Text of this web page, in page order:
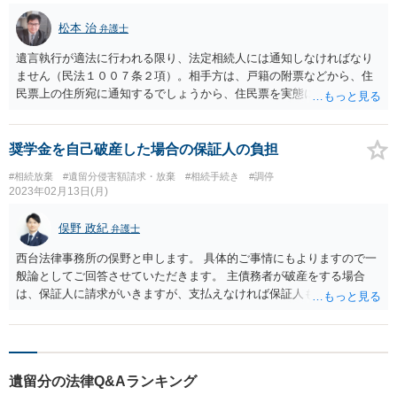
松本 治 弁護士
遺言執行が適法に行われる限り、法定相続人には通知しなければなり
ません（民法１００７条２項）。相手方は、戸籍の附票などから、住
民票上の住所宛に通知するでしょうから、住民票を実態に合わせてお
いますが、この通知を怠った場合、１０年の期間制限を主張すること
は権利濫用になり制限を受けそうです（私見）。
奨学金を自己破産した場合の保証人の負担
#相続放棄 #遺留分侵害額請求・放棄 #相続手続き #調停
2023年02月13日(月)
俣野 政紀 弁護士
西台法律事務所の俣野と申します。 具体的ご事情にもよりますので一
般論としてご回答させていただきます。 主債務者が破産をする場合
は、保証人に請求がいきますが、支払えなければ保証人も破産を選択
ません。 今回の場合、お母様が破産されたのは２０年前ということな
ります。 ご相談者様は生活保護を受給されていらっしゃるということ
遺留分の法律Q&Aランキング